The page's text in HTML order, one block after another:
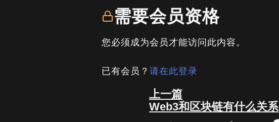
需要会员资格
您必须成为会员才能访问此内容。
已有会员？请在此登录
Prev
上一篇
Web3和区块链有什么关系